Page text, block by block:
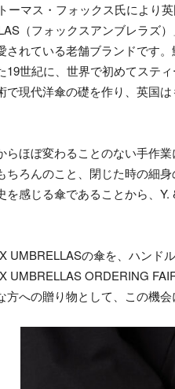
ーマス・フォックス氏により
（フォックスアンブレラズ
されている老舗ブランドです
19世紀に、世界で初めてステ
で現代洋傘の礎を作り、英国
らほぼ変わることのない手作
ちろんのこと、閉じた時の細
を感じる傘であることから、
UMBRELLASの傘を、ハンド
UMBRELLAS ORDERING
方への贈り物として、この機